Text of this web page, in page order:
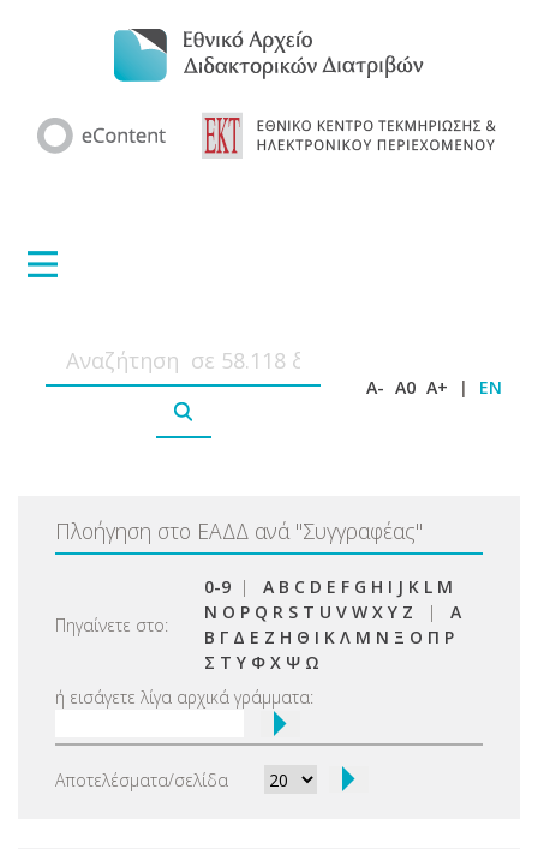
A- A0 A+ | EN
Πλοήγηση στο ΕΑΔΔ ανά "Συγγραφέας"
Πηγαίνετε στο:
0-9 | A B C D E F G H I J K L M
N O P Q R S T U V W X Y Z | Α
Β Γ Δ Ε Ζ Η Θ Ι Κ Λ Μ Ν Ξ Ο Π Ρ
Σ Τ Υ Φ Χ Ψ Ω
ή εισάγετε λίγα αρχικά γράμματα:
Αποτελέσματα/σελίδα